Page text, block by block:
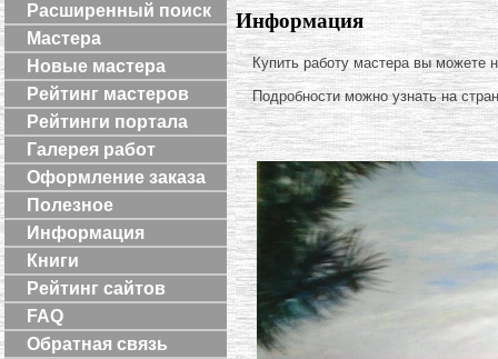
Расширенный поиск
Мастера
Новые мастера
Рейтинг мастеров
Рейтинги портала
Галерея работ
Оформление заказа
Полезное
Информация
Книги
Рейтинг сайтов
FAQ
Обратная связь
Информация
Купить работу мастера вы можете
Подробности можно узнать на